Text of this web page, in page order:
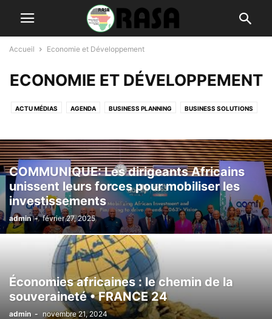
Accueil Economie et Développement
ECONOMIE ET DÉVELOPPEMENT
ACTU MÉDIAS AGENDA BUSINESS PLANNING BUSINESS SOLUTIONS
ECONOMIE ET DÉVELOPPEMENT FASHION INVESTMENT L'INITIATIVE
LIFESTYLE MUSIC PALABRES PHOTOGRAPHY POLITIQUE
PUBLICATIONS RASA TV SPORT WORLD
COMMUNIQUE: Les dirigeants Africains
unissent leurs forces pour mobiliser les
investissements
admin - février 27, 2025
Économies africaines : le chemin de la
souveraineté • FRANCE 24
admin - novembre 21, 2024